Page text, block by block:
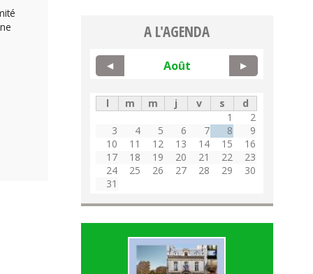
A L'AGENDA
Août
◀ ▶
l m m j v s
d
1
2
3
4 5 6 7 8
9
10
11 12 13 14 15
16
17
18 19 20 21 22
23
24
25 26 27 28 29
30
31